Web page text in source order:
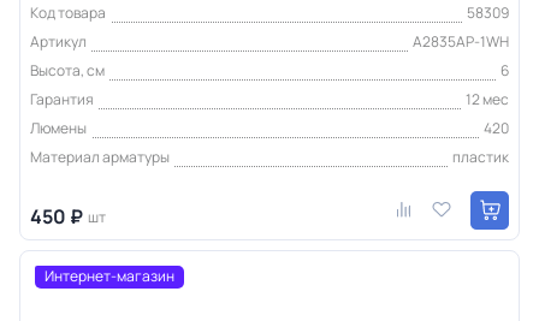
Код товара
58309
Артикул
A2835AP-1WH
Высота, см
6
Гарантия
12 мес
Люмены
420
Материал арматуры
пластик
450 ₽ шт
Интернет-магазин